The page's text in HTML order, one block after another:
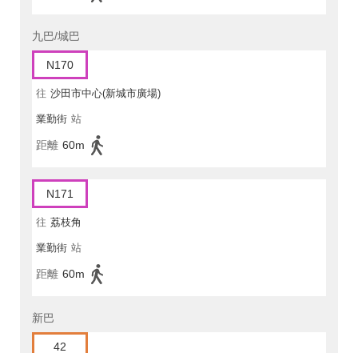
九巴/城巴
N170
往 沙田市中心(新城市廣場)
業勤街 站
距離 60m
N171
往 荔枝角
業勤街 站
距離 60m
新巴
42